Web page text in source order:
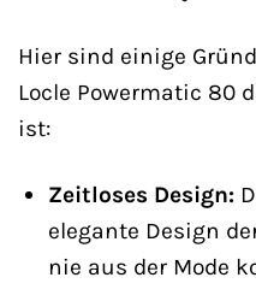
Hier sind einige
Locle Powermatic 80
ist:
Zeitloses Design:
elegante Design
nie aus der Mode